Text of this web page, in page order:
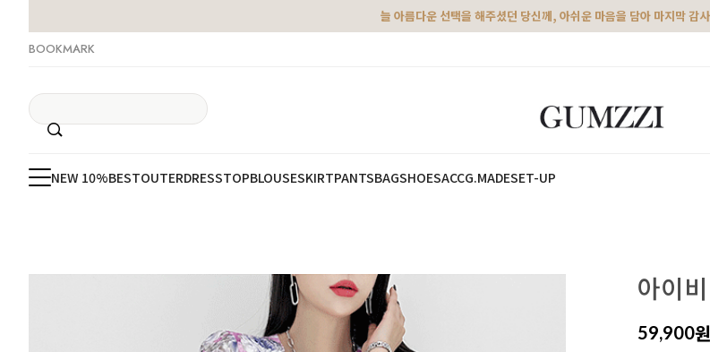
늘 아름다운 선택을 해주셨던 당신께, 아쉬운 마음을 담아 마지막 감
BOOKMARK
NEW 10%BESTOUTERDRESSTOPBLOUSESKIRTPANTSBAGSHOESACCG.MADESET-UP
아이
59,900원